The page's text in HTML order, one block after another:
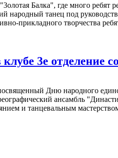
Балка", где много
народный танец под
прикладного творчества
3е отделение
Дню народного
ансамбль
и танцевальным